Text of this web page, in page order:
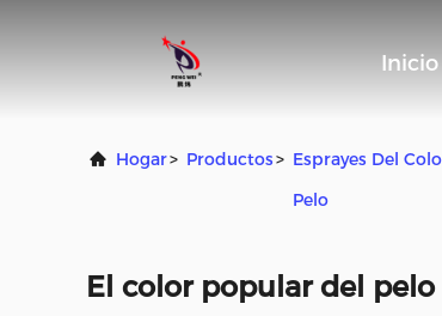
Inicio
Hogar> Productos> Esprayes Del
Pelo
El color popular del